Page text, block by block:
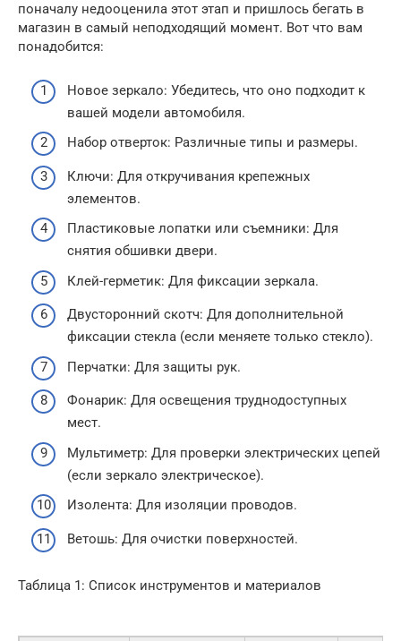
поначалу недооценила этот этап и пришлось бегать в
магазин в самый неподходящий момент. Вот что вам
понадобится:
Новое зеркало: Убедитесь, что оно подходит к
вашей модели автомобиля.
Набор отверток: Различные типы и размеры.
Ключи: Для откручивания крепежных
элементов.
Пластиковые лопатки или съемники: Для
снятия обшивки двери.
Клей-герметик: Для фиксации зеркала.
Двусторонний скотч: Для дополнительной
фиксации стекла (если меняете только стекло).
Перчатки: Для защиты рук.
Фонарик: Для освещения труднодоступных
мест.
Мультиметр: Для проверки электрических цепей
(если зеркало электрическое).
Изолента: Для изоляции проводов.
Ветошь: Для очистки поверхностей.
Таблица 1: Список инструментов и материалов